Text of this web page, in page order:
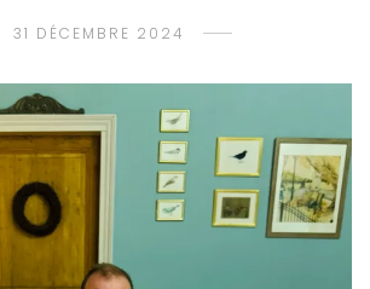
31 DÉCEMBRE 2024